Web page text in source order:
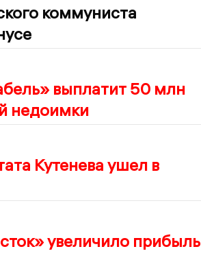
коммуниста
выплатит 50 млн
недоимки
Кутенева ушел в
увеличило прибыль